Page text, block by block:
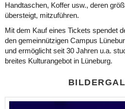
Handtaschen, Koffer usw., deren
übersteigt, mitzuführen.
Mit dem Kauf eines Tickets spendet
den gemeinnützigen Campus
und ermöglicht seit 30 Jahren u.a.
breites Kulturangebot in Lüneburg.